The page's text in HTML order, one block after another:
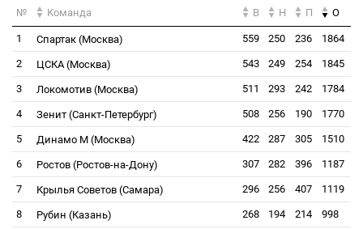
№ Команда В Н П О
1 Спартак (Москва) 559 250 236 1864
2 ЦСКА (Москва) 543 249 254 1845
3 Локомотив (Москва) 511 293 242 1784
4 Зенит (Санкт-Петербург) 508 256 190 1770
5 Динамо М (Москва) 422 287 305 1510
6 Ростов (Ростов-на-Дону) 307 282 396 1187
7 Крылья Советов (Самара) 296 256 407 1119
8 Рубин (Казань) 268 194 214 998